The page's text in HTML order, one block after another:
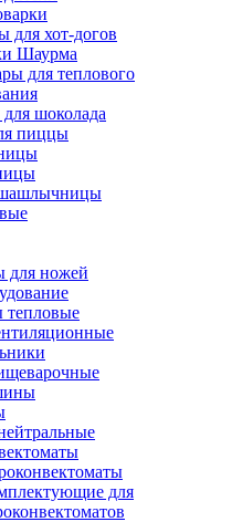
для хот-догов
Шаурма
для теплового
шоколада
пиццы
для ножей
для